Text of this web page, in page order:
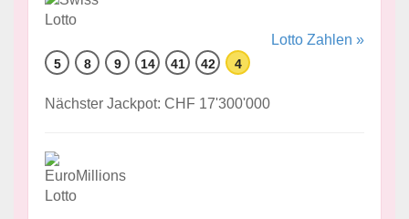
Lotto Zahlen »
5 8 9 14 41 42 4
Nächster Jackpot: CHF 17'300'000